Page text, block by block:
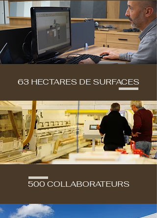
63 HECTARES DE SURFACES
500 COLLABORATEURS